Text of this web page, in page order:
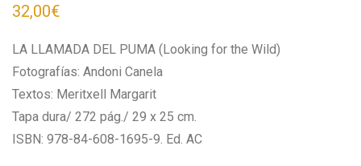
32,00€
LA LLAMADA DEL PUMA (Looking for the Wild)
Fotografías: Andoni Canela
Textos: Meritxell Margarit
Tapa dura/ 272 pág./ 29 x 25 cm.
ISBN: 978-84-608-1695-9. Ed. AC